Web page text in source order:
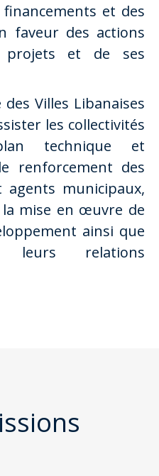
et des
faveur des actions
projets et de ses
Villes Libanaises
les collectivités
technique et
renforcement des
agents municipaux,
mise en œuvre de
ainsi que
leurs relations